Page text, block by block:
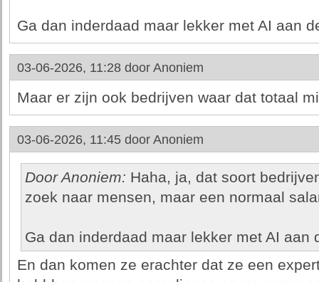
Ga dan inderdaad maar lekker met AI aan
03-06-2026, 11:28 door Anoniem
Maar er zijn ook bedrijven waar dat totaal
03-06-2026, 11:45 door Anoniem
Door Anoniem: Haha, ja, dat soort
zoek naar mensen, maar een normaal
Ga dan inderdaad maar lekker met AI aan
En dan komen ze erachter dat ze een